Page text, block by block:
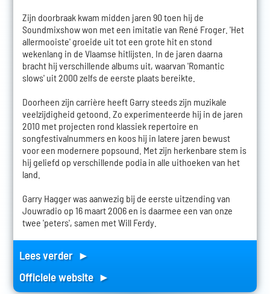
Zijn doorbraak kwam midden jaren 90 toen hij de
Soundmixshow won met een imitatie van René Froger. 'Het
allermooiste' groeide uit tot een grote hit en stond
wekenlang in de Vlaamse hitlijsten. In de jaren daarna
bracht hij verschillende albums uit, waarvan 'Romantic
slows' uit 2000 zelfs de eerste plaats bereikte.
Doorheen zijn carrière heeft Garry steeds zijn muzikale
veelzijdigheid getoond. Zo experimenteerde hij in de jaren
2010 met projecten rond klassiek repertoire en
songfestivalnummers en koos hij in latere jaren bewust
voor een modernere popsound. Met zijn herkenbare stem is
hij geliefd op verschillende podia in alle uithoeken van het
land.
Garry Hagger was aanwezig bij de eerste uitzending van
Jouwradio op 16 maart 2006 en is daarmee een van onze
twee 'peters', samen met Will Ferdy.
Lees verder ►
Officiele website ►